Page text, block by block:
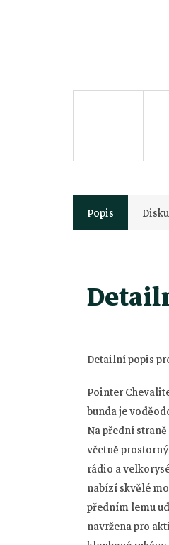
Popis
Detailní popis
Pointer
bunda je
Na přední
včetně
rádio a
nabízí skvělé
předním lemu
navržena pro